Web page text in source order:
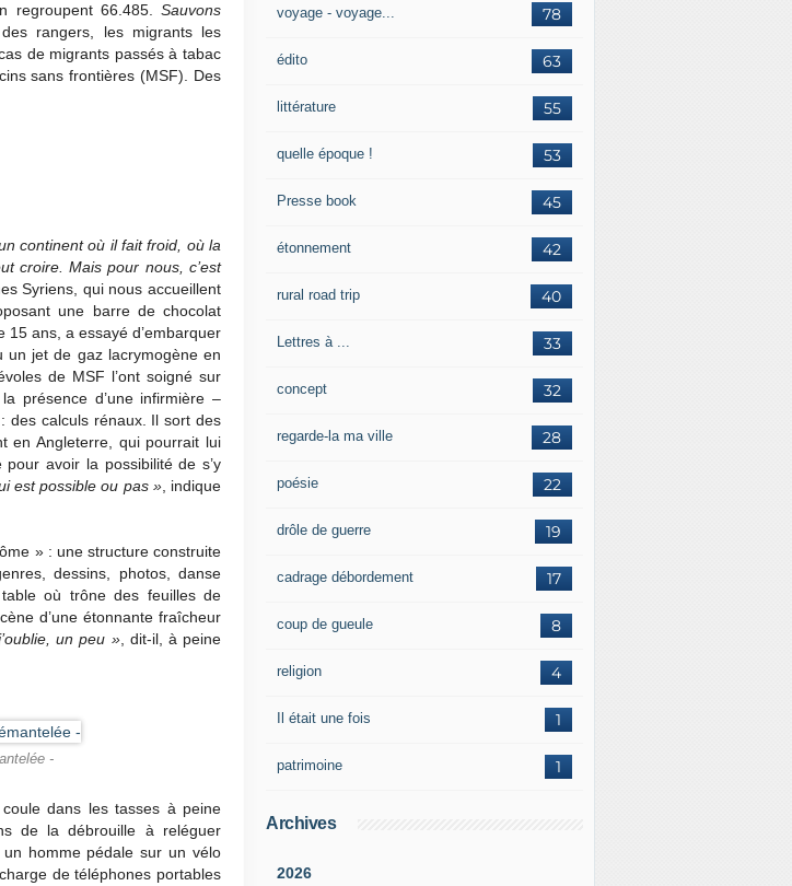
regroupent 66.485. Sauvons
rangers, les migrants les
de migrants passés à tabac
sans frontières (MSF). Des
continent où il fait froid, où la
croire. Mais pour nous, c’est
Syriens, qui nous accueillent
une barre de chocolat
ans, a essayé d’embarquer
un jet de gaz lacrymogène en
de MSF l’ont soigné sur
présence d’une infirmière –
des calculs rénaux. Il sort des
en Angleterre, qui pourrait lui
avoir la possibilité de s’y
est possible ou pas », indique
» : une structure construite
dessins, photos, danse
où trône des feuilles de
d’une étonnante fraîcheur
un peu », dit-il, à peine
-
dans les tasses à peine
de la débrouille à reléguer
un homme pédale sur un vélo
de téléphones portables
78
voyage - voyage...
63
édito
55
littérature
53
quelle époque !
45
Presse book
42
étonnement
40
rural road trip
33
Lettres à ...
32
concept
28
regarde-la ma ville
22
poésie
19
drôle de guerre
17
cadrage débordement
8
coup de gueule
4
religion
1
Il était une fois
1
patrimoine
Archives
2026